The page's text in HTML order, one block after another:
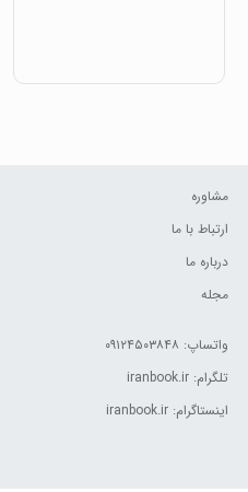
مشاوره
ارتباط با ما
درباره ما
مجله
واتساپ: ۰۹۱۲۴۵۰۳۸۴۸
تلگرام: iranbook.ir
اینستاگرام: iranbook.ir